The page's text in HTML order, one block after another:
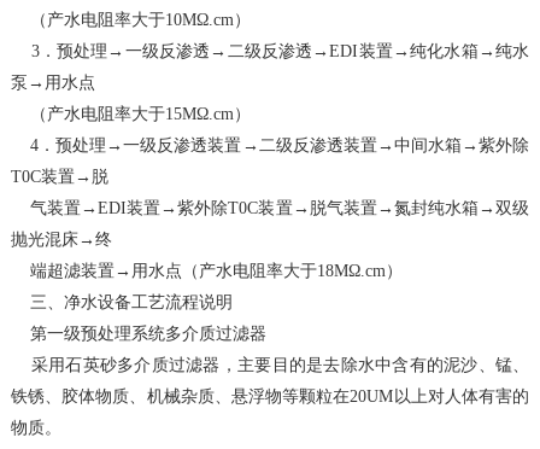
（产水电阻率大于10MΩ.cm）
3．预处理→一级反渗透→二级反渗透→EDI装置→纯化水箱→纯水
泵→用水点
（产水电阻率大于15MΩ.cm）
4．预处理→一级反渗透装置→二级反渗透装置→中间水箱→紫外除
T0C装置→脱
气装置→EDI装置→紫外除T0C装置→脱气装置→氮封纯水箱→双级
抛光混床→终
端超滤装置→用水点（产水电阻率大于18MΩ.cm）
三、净水设备工艺流程说明
第一级预处理系统多介质过滤器
采用石英砂多介质过滤器，主要目的是去除水中含有的泥沙、锰、
铁锈、胶体物质、机械杂质、悬浮物等颗粒在20UM以上对人体有害的
物质。